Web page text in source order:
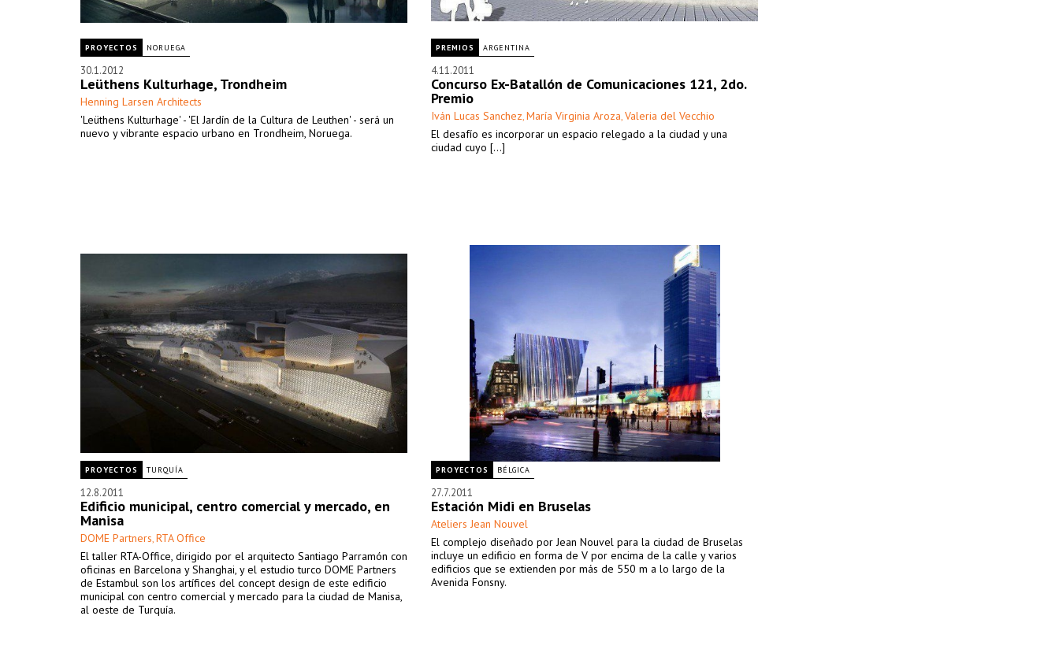
PROYECTOS NORUEGA
30.1.2012
Leüthens Kulturhage, Trondheim
Henning Larsen Architects
'Leüthens Kulturhage' - 'El Jardín de la Cultura de Leuthen' - será un
nuevo y vibrante espacio urbano en Trondheim, Noruega.
PREMIOS ARGENTINA
4.11.2011
Concurso Ex-Batallón de Comunicaciones 121, 2do.
Premio
Iván Lucas Sanchez, María Virginia Aroza, Valeria del Vecchio
El desafío es incorporar un espacio relegado a la ciudad y una
ciudad cuyo [...]
PROYECTOS TURQUÍA
12.8.2011
Edificio municipal, centro comercial y mercado, en
Manisa
DOME Partners, RTA Office
El taller RTA-Office, dirigido por el arquitecto Santiago Parramón con
oficinas en Barcelona y Shanghai, y el estudio turco DOME Partners
de Estambul son los artífices del concept design de este edificio
municipal con centro comercial y mercado para la ciudad de Manisa,
al oeste de Turquía.
PROYECTOS BÉLGICA
27.7.2011
Estación Midi en Bruselas
Ateliers Jean Nouvel
El complejo diseñado por Jean Nouvel para la ciudad de Bruselas
incluye un edificio en forma de V por encima de la calle y varios
edificios que se extienden por más de 550 m a lo largo de la
Avenida Fonsny.